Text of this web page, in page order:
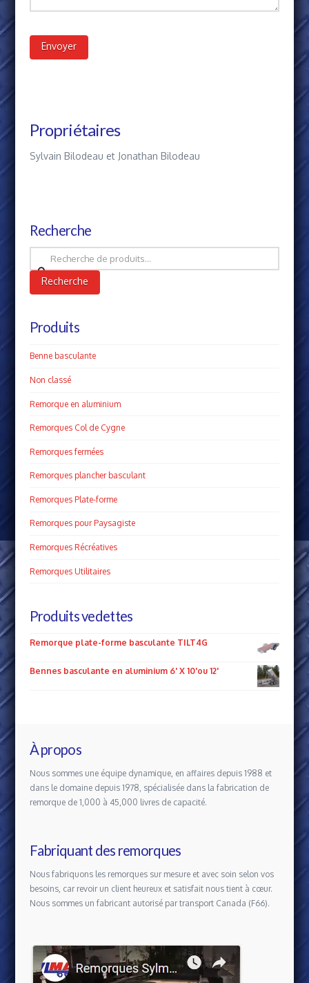
Propriétaires
Sylvain Bilodeau et Jonathan Bilodeau
Recherche
pour :
Recherche
Produits
Benne basculante
Non classé
Remorque en aluminium
Remorques Col de Cygne
Remorques fermées
Remorques plancher basculant
Remorques Plate­-forme
Remorques pour Paysagiste
Remorques Récréatives
Remorques Utilitaires
Produits vedettes
Remorque plate-forme basculante TILT4G
Bennes basculante en aluminium 6' X 10'ou 12'
À propos
Nous sommes une équipe dynamique, en affaires depuis 1988 et
dans le domaine depuis 1978, spécialisée dans la fabrication de
remorque de 1,000 à 45,000 livres de capacité.
Fabriquant des remorques
Nous fabriquons les remorques sur mesure et avec soin selon vos
besoins, car revoir un client heureux et satisfait nous tient à cœur.
Nous sommes un fabricant autorisé par transport Canada (F66).